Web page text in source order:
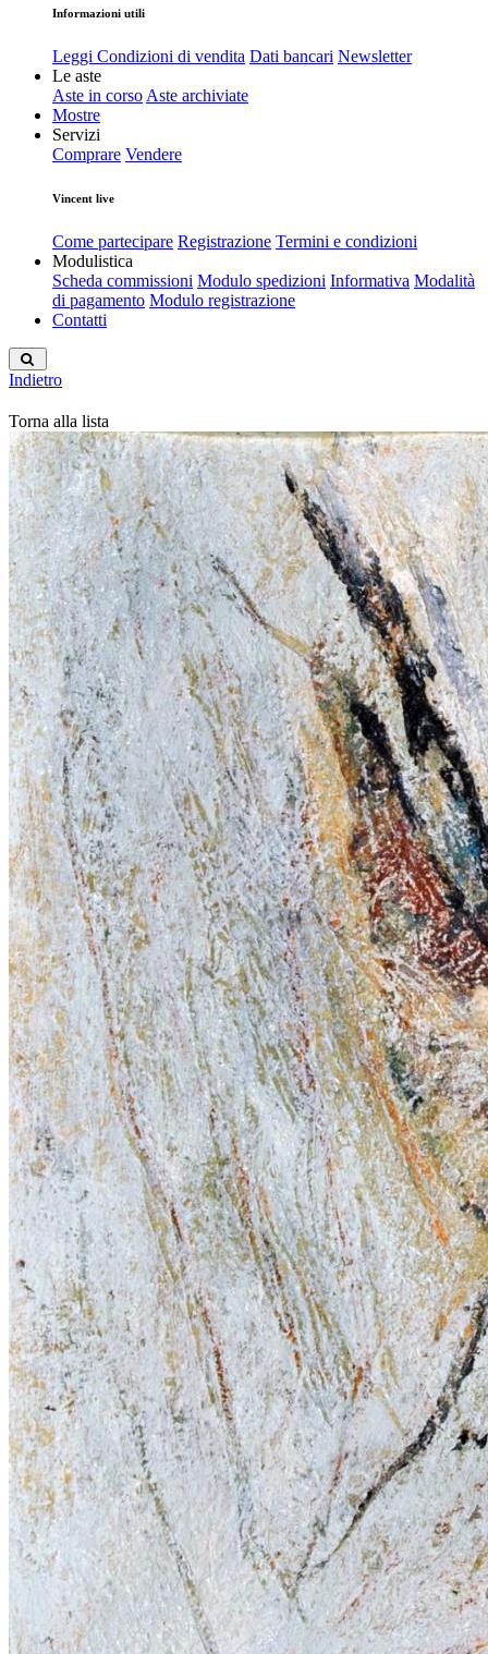
Informazioni utili
Leggi Condizioni di vendita Dati bancari Newsletter
Le aste
Aste in corso Aste archiviate
Mostre
Servizi
Comprare Vendere
Vincent live
Come partecipare Registrazione Termini e condizioni
Modulistica
Scheda commissioni Modulo spedizioni Informativa Modalità
di pagamento Modulo registrazione
Contatti
Indietro
Torna alla lista